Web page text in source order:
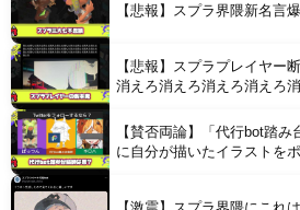
【悲報】スプラ界隈新名言
【悲報】スプラプレイヤー
消えろ消えろ消えろ消えろ
【賛否両論】「代行bot踏
に自分が描いたイラストを